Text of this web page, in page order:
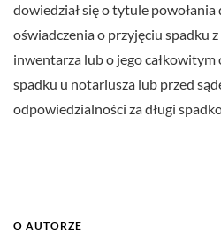
dowiedział się o tytule powołania
oświadczenia o przyjęciu spadku
inwentarza lub o jego
spadku u notariusza lub przed
odpowiedzialności za długi
O AUTORZE